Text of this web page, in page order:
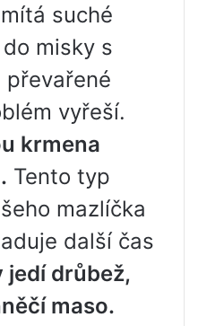
suché
misky s
vyřeší.
krmena
Tento typ
mazlíčka
další čas
jedí drůbež,
maso.